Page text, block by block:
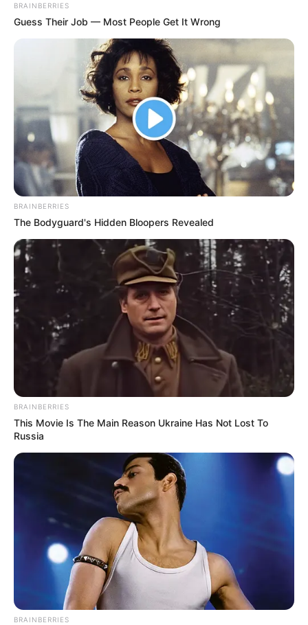
Vierge vos jours de chance
Les jours les plus favorables pour valider vos
grilles sont les 3, 6, 7, 13, 16, 17, 23, 26 et 27 de
chaque Mois.
Vierge avant de découvrir vos
numéros Loto!
1/ Prenez le temps d’imaginer ce que
vous feriez avec une très grosse somme
d’argent.
bonnes pensées attirent la chance.
3/ Prenez les numéros comme ils
viennent (même s’ils ne vous conviennent
pas) et ne faites qu’un seul tirage.
BRAINBERRIES
Guess Their Job — Most People Get It Wrong
BRAINBERRIES
The Bodyguard's Hidden Bloopers Revealed
BRAINBERRIES
This Movie Is The Main Reason Ukraine Has Not Lost To
Russia
BRAINBERRIES